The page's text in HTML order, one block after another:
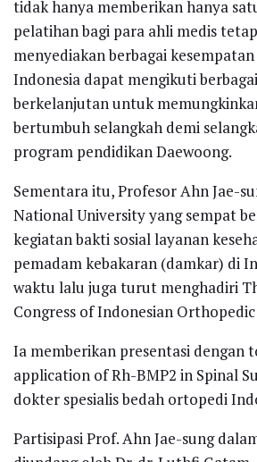
tidak hanya memberikan hanya
pelatihan bagi para ahli medis
menyediakan berbagai
Indonesia dapat mengikuti
berkelanjutan untuk
bertumbuh selangkah demi
program pendidikan Daewoong.
Sementara itu, Profesor Ahn Jae-
National University yang sempat
kegiatan bakti sosial layanan
pemadam kebakaran (damkar) di
waktu lalu juga turut menghadiri
Congress of Indonesian
Ia memberikan presentasi dengan
application of Rh-BMP2 in Spinal
dokter spesialis bedah ortopedi
Partisipasi Prof. Ahn Jae-sung